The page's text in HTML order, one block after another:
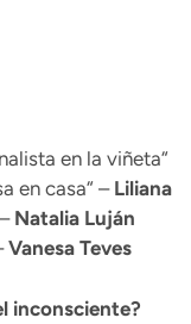
en la viñeta“
en casa“ – Liliana
Natalia Luján
Vanesa Teves
inconsciente?